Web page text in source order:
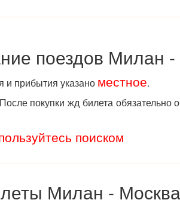
поездов Милан
и прибытия указано местное.
покупки жд билета
поиском
Милан -